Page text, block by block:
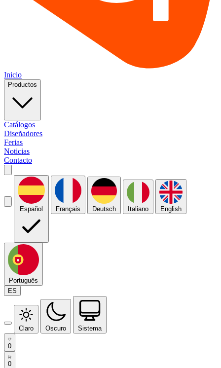
Inicio
Productos
Catálogos
Diseñadores
Ferias
Noticias
Contacto
Español Français Deutsch Italiano English
Português
ES
Claro Oscuro Sistema
0
0